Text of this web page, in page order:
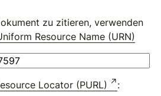
zu zitieren, verwenden
Resource Name (URN)
Locator (PURL) :